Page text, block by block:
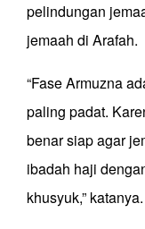
pelindungan
jemaah di Arafah.
“Fase Armuzna
paling padat.
benar siap agar
ibadah haji
khusyuk,” katanya.